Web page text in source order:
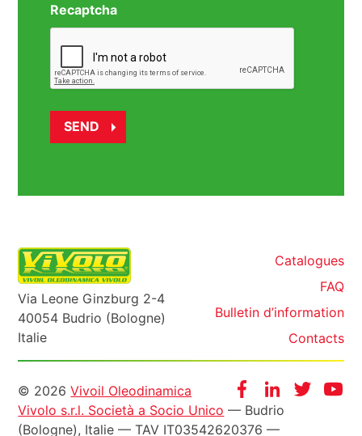
Recaptcha
Via Leone Ginzburg 2-4
40054 Budrio (Bologne)
Italie
Catalogues
FAQ
Bulletin d’information
Contacts
FacebookInstagram
Twitter
Informazioni
legali
© 2026Vivoil Oleodinamica
Vivolo s.r.l. Società a Socio Unico — Budrio
(Bologne), Italie — TAV IT03542620376 —